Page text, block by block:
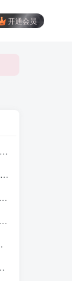
开通会员